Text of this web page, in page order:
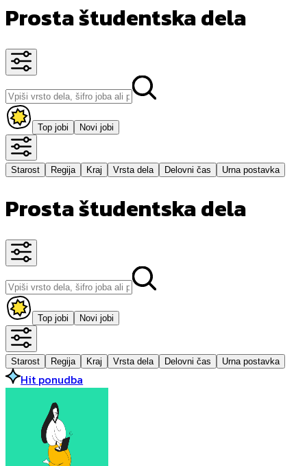
Prosta študentska dela
Top jobi Novi jobi
Starost Regija Kraj Vrsta dela Delovni čas Urna postavka
Prosta študentska dela
Top jobi Novi jobi
Starost Regija Kraj Vrsta dela Delovni čas Urna postavka
Hit ponudba